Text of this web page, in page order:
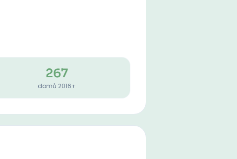
267
domů 2016+